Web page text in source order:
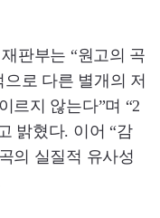
판부는 “원고의 곡
로 다른 별개의 저
르지 않는다”며 “2
밝혔다. 이어 “감
의 실질적 유사성